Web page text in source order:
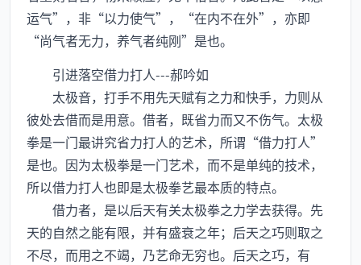
运气”，非“以力使气”，“在内不在外”，亦即
“尚气者无力，养气者纯刚”是也。
引进落空借力打人---郝吟如
太极音，打手不用先天赋有之力和快手，力则从
彼处去借而是用意。借者，既省力而又不伤气。太极
拳是一门最讲究省力打人的艺术，所谓“借力打人”
是也。因为太极拳是一门艺术，而不是单纯的技术，
所以借力打人也即是太极拳艺最本质的特点。
借力者，是以后天有关太极拳之力学去获得。先
天的自然之能有限，并有盛衰之年；后天之巧则取之
不尽，而用之不竭，乃艺命无穷也。后天之巧，有